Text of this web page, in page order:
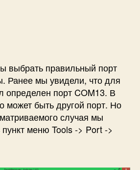
выбрать правильный порт
Ранее мы увидели, что для
порт COM13. В
может быть другой порт. Но
случая мы
меню Tools -> Port ->